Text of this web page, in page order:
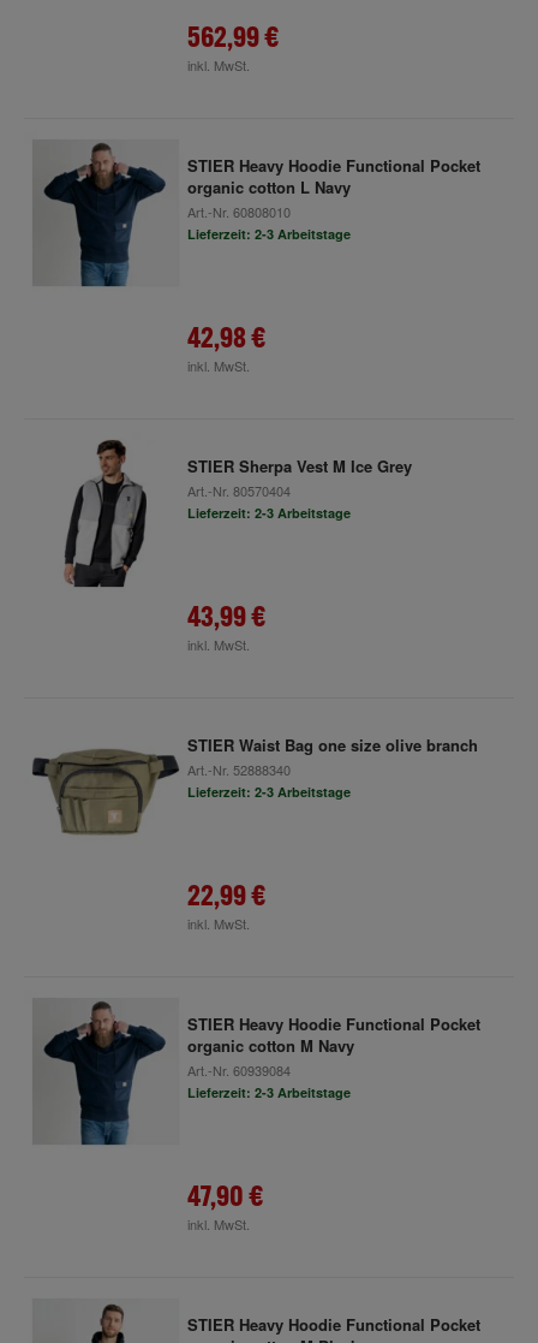
562,99 €
inkl. MwSt.
STIER Heavy Hoodie Functional Pocket
organic cotton L Navy
Art.-Nr. 60808010
Lieferzeit: 2-3 Arbeitstage
42,98 €
inkl. MwSt.
STIER Sherpa Vest M Ice Grey
Art.-Nr. 80570404
Lieferzeit: 2-3 Arbeitstage
43,99 €
inkl. MwSt.
STIER Waist Bag one size olive branch
Art.-Nr. 52888340
Lieferzeit: 2-3 Arbeitstage
22,99 €
inkl. MwSt.
STIER Heavy Hoodie Functional Pocket
organic cotton M Navy
Art.-Nr. 60939084
Lieferzeit: 2-3 Arbeitstage
47,90 €
inkl. MwSt.
STIER Heavy Hoodie Functional Pocket